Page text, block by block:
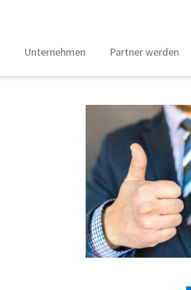
Unternehmen Partner werden